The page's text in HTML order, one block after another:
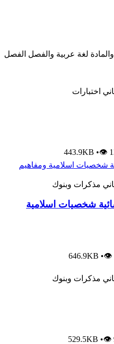
لغة عربية والفصل الفصل
اختبارات
443.9KB •👁
مذكرات وبنوك
شخصيات اسلامية
646.9KB •👁
مذكرات وبنوك
529.5KB •👁